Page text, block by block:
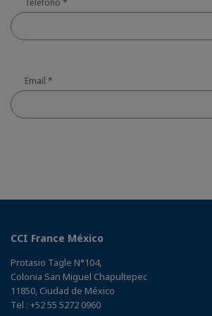
Teléfono *
Email *
CCI France México
Protasio Tagle N°104,
Colonia San Miguel Chapultepec
11850, Ciudad de México
Tel : +52 55 5272 0960